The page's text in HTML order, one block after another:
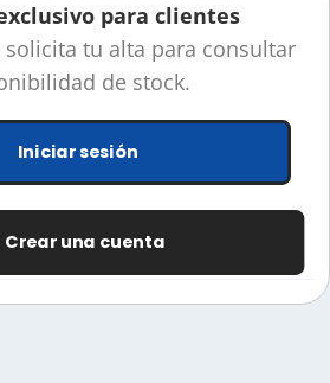
para clientes
tu alta para consultar
de stock.
Iniciar sesión
Crear una cuenta